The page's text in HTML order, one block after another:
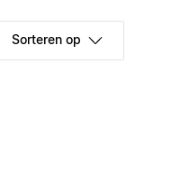
Sorteren op